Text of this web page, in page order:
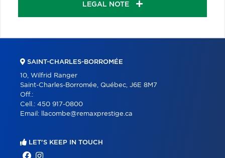
LEGAL NOTE
SAINT-CHARLES-BORROMÉE
10, Wilfrid Ranger
Saint-Charles-Borromée, Québec, J6E 8M7
Off.:
Cell.: 450 917-0800
Email:
llacombe@remaxprestige.ca
LET'S KEEP IN TOUCH